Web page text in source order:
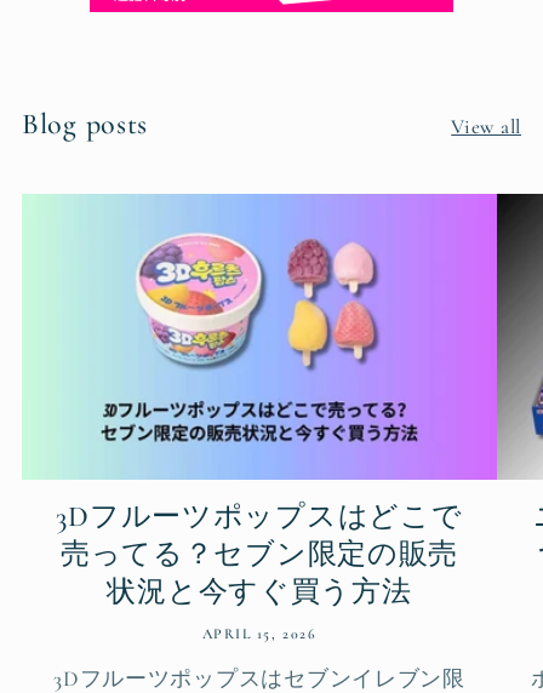
Blog posts View all
3Dフルーツポップスはどこで
売ってる？セブン限定の販売
状況と今すぐ買う方法
APRIL 15, 2026
3Dフルーツポップスはセブンイレブン限